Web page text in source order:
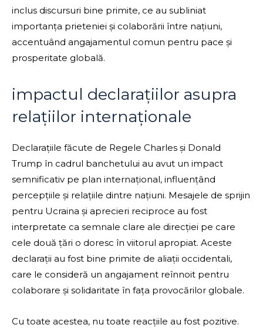
inclus discursuri bine primite, ce au subliniat
importanța prieteniei și colaborării între națiuni,
accentuând angajamentul comun pentru pace și
prosperitate globală.
impactul declarațiilor asupra
relațiilor internaționale
Declarațiile făcute de Regele Charles și Donald
Trump în cadrul banchetului au avut un impact
semnificativ pe plan internațional, influențând
percepțiile și relațiile dintre națiuni. Mesajele de sprijin
pentru Ucraina și aprecieri reciproce au fost
interpretate ca semnale clare ale direcției pe care
cele două țări o doresc în viitorul apropiat. Aceste
declarații au fost bine primite de aliații occidentali,
care le consideră un angajament reînnoit pentru
colaborare și solidaritate în fața provocărilor globale.
Cu toate acestea, nu toate reacțiile au fost pozitive.